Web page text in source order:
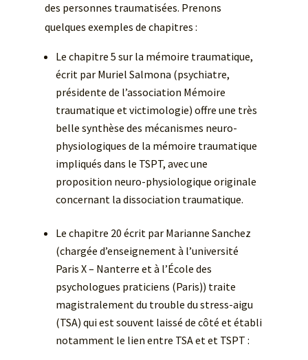
des personnes traumatisées. Prenons
quelques exemples de chapitres :
Le chapitre 5 sur la mémoire traumatique,
écrit par Muriel Salmona (psychiatre,
présidente de l’association Mémoire
traumatique et victimologie) offre une très
belle synthèse des mécanismes neuro-
physiologiques de la mémoire traumatique
impliqués dans le TSPT, avec une
proposition neuro-physiologique originale
concernant la dissociation traumatique.
Le chapitre 20 écrit par Marianne Sanchez
(chargée d’enseignement à l’université
Paris X – Nanterre et à l’École des
psychologues praticiens (Paris)) traite
magistralement du trouble du stress-aigu
(TSA) qui est souvent laissé de côté et établi
notamment le lien entre TSA et et TSPT :